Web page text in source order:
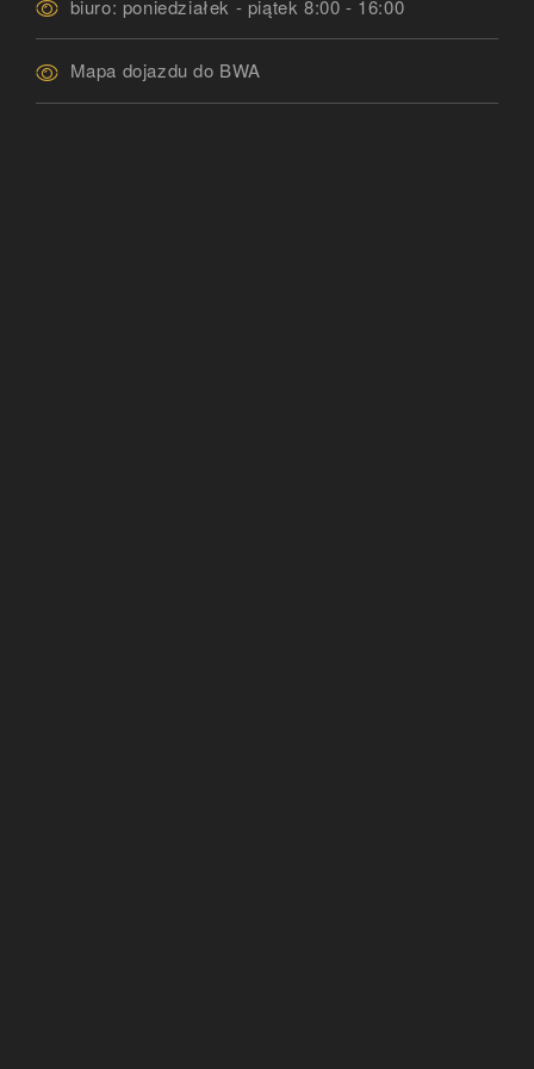
biuro: poniedziałek - piątek 8:00 - 16:00
Mapa dojazdu do BWA